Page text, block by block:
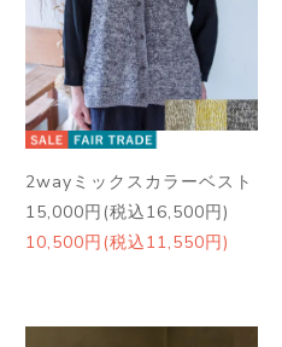
2wayミックスカラーベスト
15,000円(税込16,500円)
10,500円(税込11,550円)